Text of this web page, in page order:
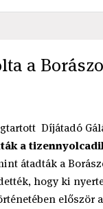
a
Díjátadó
a
átadták a
hogy ki
először